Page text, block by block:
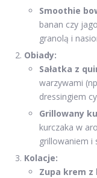
Smoothie
banan czy
granolą i
Obiady:
Sałatka z
warzywami
dressingiem
Grillowany
kurczaka w
grillowaniem i
Kolacje:
Zupa krem z